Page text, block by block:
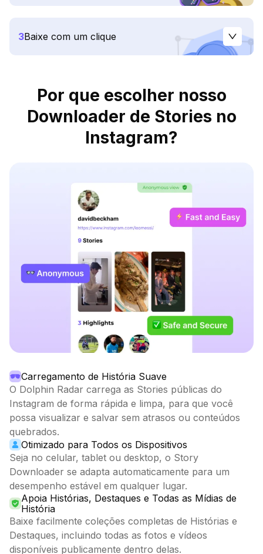
3Baixe com um clique
Por que escolher nosso
Downloader de Stories no
Instagram?
Carregamento de História Suave
O Dolphin Radar carrega as Stories públicas do
Instagram de forma rápida e limpa, para que você
possa visualizar e salvar sem atrasos ou conteúdos
quebrados.
Otimizado para Todos os Dispositivos
Seja no celular, tablet ou desktop, o Story
Downloader se adapta automaticamente para um
desempenho estável em qualquer lugar.
Apoia Histórias, Destaques e Todas as Mídias de
História
Baixe facilmente coleções completas de Histórias e
Destaques, incluindo todas as fotos e vídeos
disponíveis publicamente dentro delas.